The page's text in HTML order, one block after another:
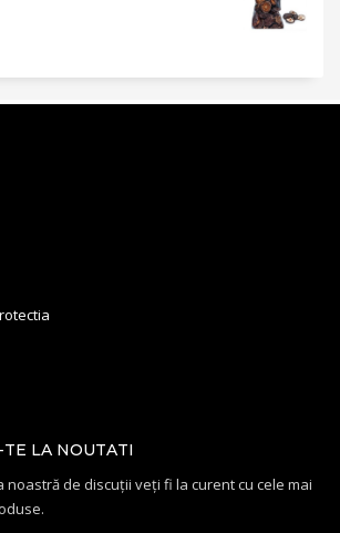
LA NOUTATI
noastră de discuții veți fi la curent cu cele mai